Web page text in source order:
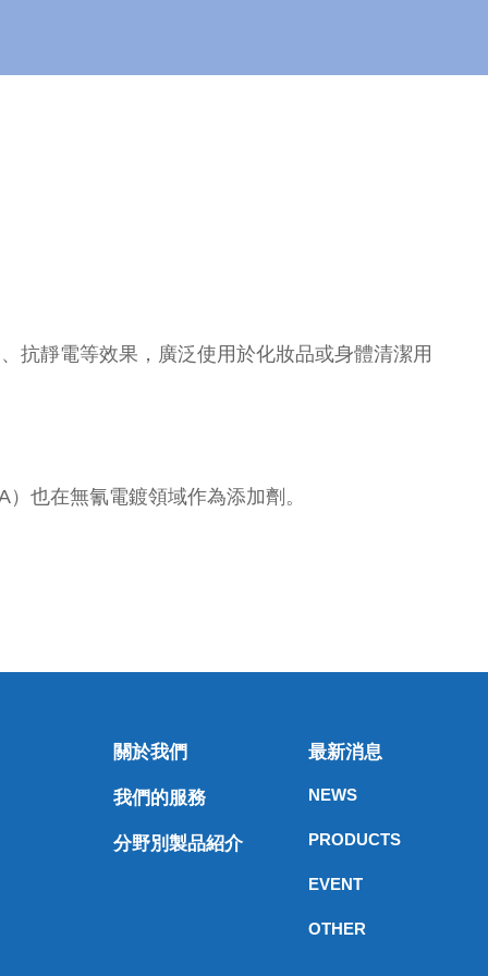
抗靜電等效果，廣泛使用於化妝品或身體清潔用
也在無氰電鍍領域作為添加劑。
關於我們
我們的服務
分野別製品紹介
最新消息
NEWS
PRODUCTS
EVENT
OTHER